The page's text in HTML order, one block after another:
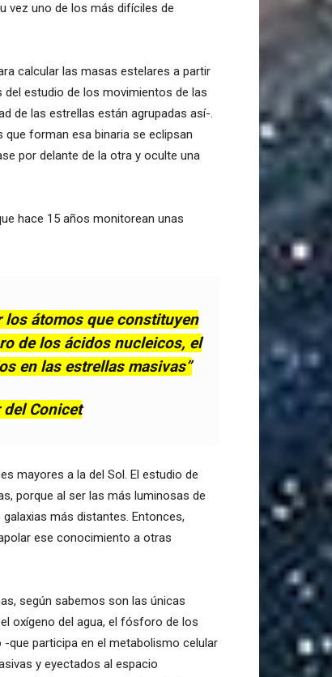
vez uno de los más difíciles de
calcular las masas estelares a partir
estudio de los movimientos de las
de las estrellas están agrupadas así-.
que forman esa binaria se eclipsan
por delante de la otra y oculte una
hace 15 años monitorean unas
los átomos que constituyen
de los ácidos nucleicos, el
en las estrellas masivas”
Conicet
mayores a la del Sol. El estudio de
porque al ser las más luminosas de
más distantes. Entonces,
ese conocimiento a otras
según sabemos son las únicas
oxígeno del agua, el fósforo de los
que participa en el metabolismo celular
y eyectados al espacio